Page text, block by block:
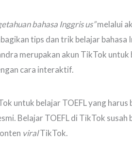
bahasa Inggris us”melalui
tips dan trik belajar bahasa
merupakan akun TikTok untuk
cara interaktif.
untuk belajar TOEFL yang harus
Belajar TOEFL di TikTok
viralTikTok.